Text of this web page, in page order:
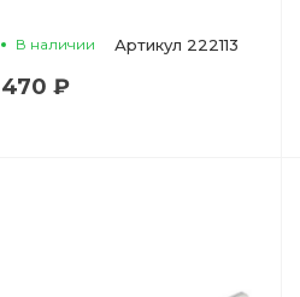
В наличии Артикул 222113
470 ₽